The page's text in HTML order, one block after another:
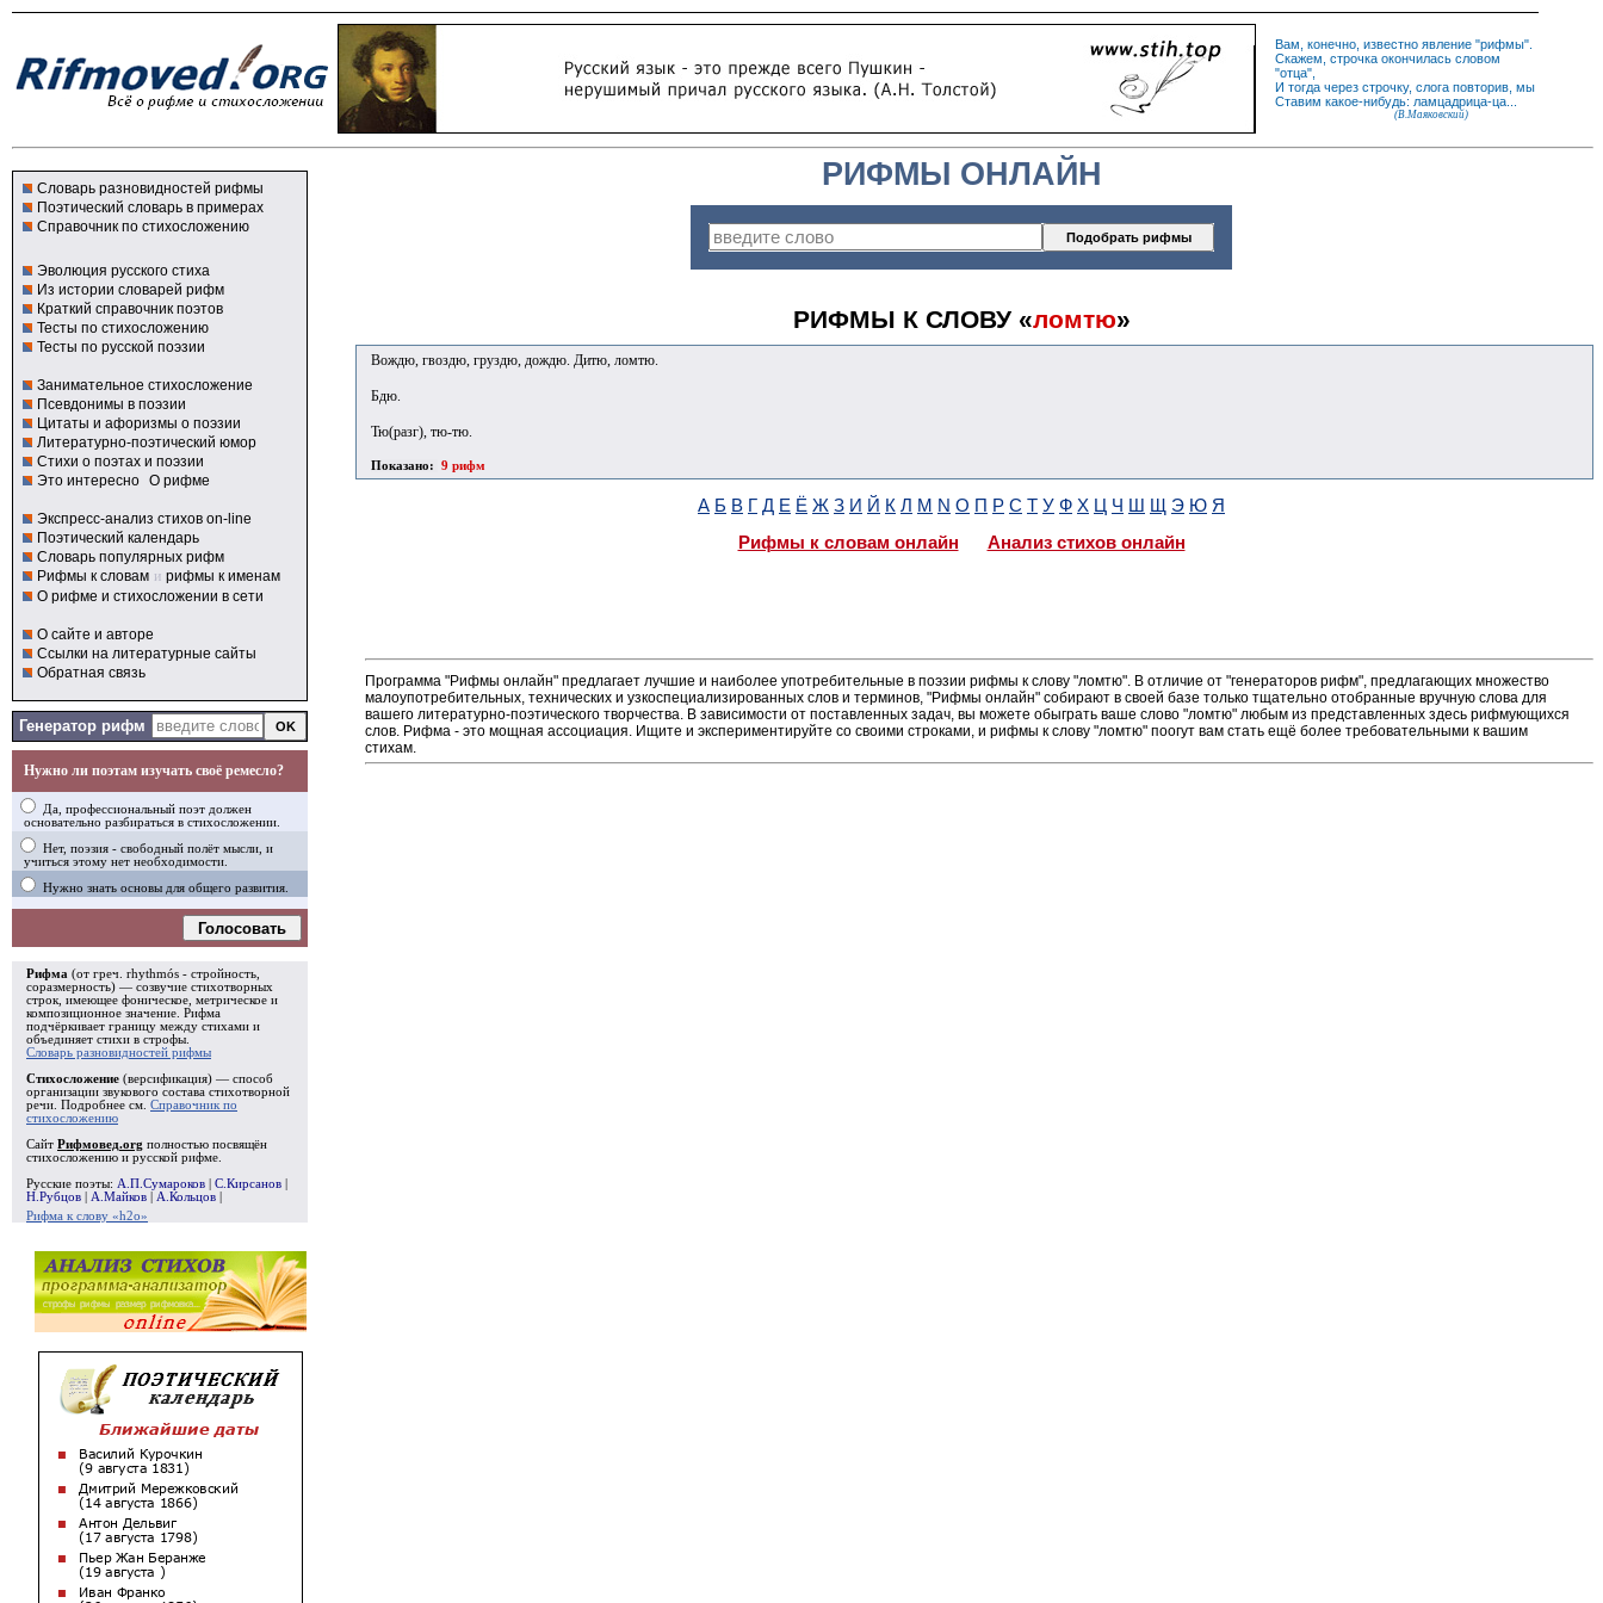
Вам, конечно, известно явление "рифмы".
Скажем, строчка окончилась словом
"отца",
И тогда через строчку, слога повторив, мы
Ставим какое-нибудь: ламцадрица-ца...
(В.Маяковский)
Словарь разновидностей рифмы
Поэтический словарь в примерах
Справочник по стихосложению
Эволюция русского стиха
Из истории словарей рифм
Краткий справочник поэтов
Тесты по стихосложению
Тесты по русской поэзии
Занимательное стихосложение
Псевдонимы в поэзии
Цитаты и афоризмы о поэзии
Литературно-поэтический юмор
Стихи о поэтах и поэзии
Это интересно О рифме
Экспресс-анализ стихов on-line
Поэтический календарь
Словарь популярных рифм
Рифмы к словам и рифмы к именам
О рифме и стихосложении в сети
О сайте и авторе
Ссылки на литературные сайты
Обратная связь
Генератор рифм
Нужно ли поэтам изучать своё ремесло?
Да, профессиональный поэт должен
основательно разбираться в стихосложении.
Нет, поэзия - свободный полёт мысли, и
учиться этому нет необходимости.
Нужно знать основы для общего развития.
Голосовать
Рифма (от греч. rhythmós - стройность,
соразмерность) — созвучие стихотворных
строк, имеющее фоническое, метрическое и
композиционное значение. Рифма
подчёркивает границу между стихами и
объединяет стихи в строфы
Словарь разновидностей рифмы
Стихосложение (версификация) — способ
организации звукового состава стихотворной
речи. Подробнее см. Справочник по
стихосложению
Сайт Рифмовед.org полностью посвящён
стихосложению и русской рифме.
Русские поэты: А.П.Сумароков С.Кирсанов
Н.Рубцов
А.Майков А.Кольцов
Рифма к слову «h2o»
РИФМЫ ОНЛАЙН
РИФМЫ К СЛОВУ «ломтю»
Вождю, гвоздю, груздю, дождю. Дитю, ломтю.
Бдю.
Тю(разг), тю-тю.
Показано: 9 рифм
А Б В Г Д Е Ё Ж З И Й К Л М N О П Р С Т У Ф Х Ц Ч Ш Щ Э Ю Я
Рифмы к словам онлайн
Анализ стихов онлайн
Программа "Рифмы онлайн" предлагает лучшие и наиболее употребительные в поэзии рифмы к слову "ломтю". В отличие от "генераторов рифм", предлагающих множество
малоупотребительных, технических и узкоспециализированных слов и терминов, "Рифмы онлайн" собирают в своей базе только тщательно отобранные вручную слова для
вашего литературно-поэтического творчества. В зависимости от поставленных задач, вы можете обыграть ваше слово "ломтю" любым из представленных здесь рифмующихся
слов. Рифма - это мощная ассоциация. Ищите и экспериментируйте со своими строками, и рифмы к слову "ломтю" поогут вам стать ещё более требовательными к вашим
стихам.